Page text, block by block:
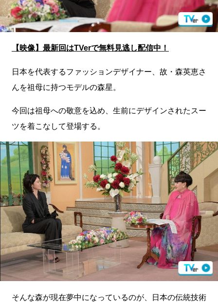
【映像】最新回はTVerで無料見逃し配信中！
日本を代表するファッションデザイナー、故・森英恵さ
んを祖母に持つモデルの森星。
今回は祖母への敬意を込め、生前にデザインされたスー
ツを着こなして登場する。
そんな森が現在夢中になっているのが、日本の伝統技術